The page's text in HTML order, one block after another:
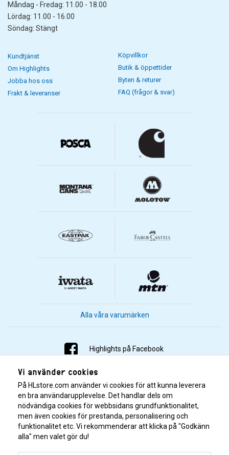
Måndag - Fredag: 11.00 - 18.00
Lördag: 11.00 - 16.00
Söndag: Stängt
Kundtjänst
Om Highlights
Jobba hos oss
Frakt & leveranser
Köpvillkor
Butik & öppettider
Byten & returer
FAQ (frågor & svar)
Alla våra varumärken
Highlights på Facebook
Highlights på Instagram
Highlights på Youtube
Highlights på Tiktok
Vi använder cookies
På HLstore.com använder vi cookies för att kunna leverera
en bra användarupplevelse. Det handlar dels om
nödvändiga cookies för webbsidans grundfunktionalitet,
men även cookies för prestanda, personalisering och
funktionalitet etc. Vi rekommenderar att klicka på "Godkänn
alla" men valet gör du!